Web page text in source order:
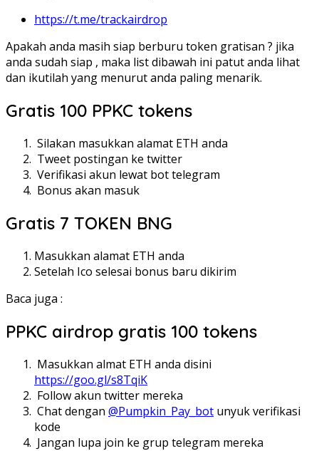
https://t.me/trackairdrop
Apakah anda masih siap berburu token gratisan ? jika
anda sudah siap , maka list dibawah ini patut anda lihat
dan ikutilah yang menurut anda paling menarik.
Gratis 100 PPKC tokens
Silakan masukkan alamat ETH anda
Tweet postingan ke twitter
Verifikasi akun lewat bot telegram
Bonus akan masuk
Gratis 7 TOKEN BNG
Masukkan alamat ETH anda
Setelah Ico selesai bonus baru dikirim
Baca juga :
PPKC airdrop gratis 100 tokens
Masukkan almat ETH anda disini
https://goo.gl/s8TqiK
Follow akun twitter mereka
Chat dengan @Pumpkin_Pay_bot unyuk verifikasi
kode
Jangan lupa join ke grup telegram mereka